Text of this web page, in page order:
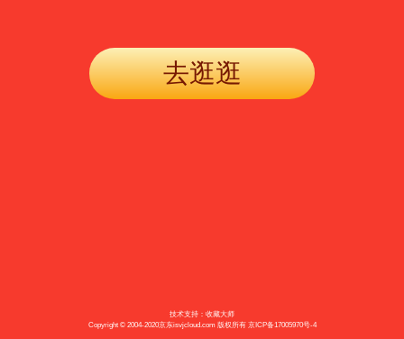
去逛逛
技术支持：收藏大师
Copyright © 2004-2020京东isvjcloud.com 版权所有 京ICP备17005970号-4